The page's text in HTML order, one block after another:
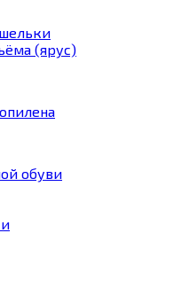
(ярус)
обуви